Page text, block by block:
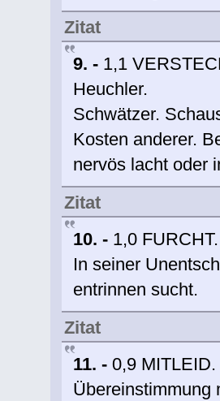
Zitat
9. - 1,1
Heuchler.
Schwätzer.
Kosten anderer.
nervös lacht oder
Zitat
10. - 1,0
In seiner
entrinnen sucht.
Zitat
11. -0,9
Übereinstimmung